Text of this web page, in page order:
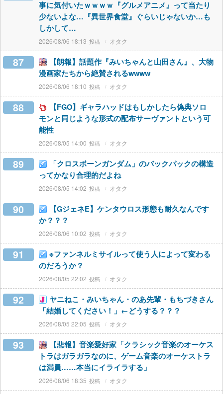
事に気付いたｗｗｗｗ『グルメアニメ』って当たり
少ないよな…『異世界食堂』ぐらいじゃないか…も
しかして…
2026/08/06 18:13 オタク
87
【朗報】話題作『みいちゃんと山田さん』、大物
漫画家たちから絶賛されるwwww
2026/08/06 18:10 オタク
88
【FGO】ギャラハッドはもしかしたら偽典ソロ
モンと同じような形式の配布サーヴァントという可
能性
2026/08/05 14:00 オタク
89
「クロスボーンガンダム」のバックパックの構造
ってかなり合理的だよね
2026/08/05 14:02 オタク
90
【GジェネE】ケンタウロス形態も耐久なんです
か？？？
2026/08/06 10:02 オタク
91
※ファンネルミサイルって使う人によって変わる
のだろうか？
2026/08/05 22:02 オタク
92
ヤニねこ・みいちゃん・のあ先輩・もちづきさん
「結婚してください！」←どうする？？？
2026/08/05 22:05 オタク
93
【悲報】音楽愛好家「クラシック音楽のオーケス
トラはガラガラなのに、ゲーム音楽のオーケストラ
は満員……本当にイライラする」
2026/08/06 18:35 オタク